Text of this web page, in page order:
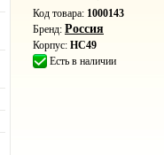
Код товара: 1000143
Бренд: Россия
Корпус: HC49
Есть в наличии